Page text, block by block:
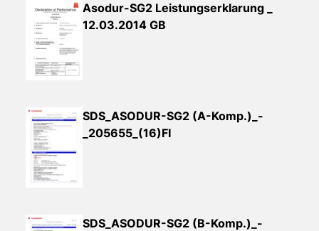
Asodur-SG2 Leistungserklarung _
12.03.2014 GB
SDS_ASODUR-SG2 (A-Komp.)_-
_205655_(16)FI
SDS_ASODUR-SG2 (B-Komp.)_-